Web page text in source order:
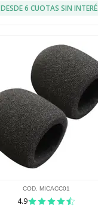
DESDE 6 CUOTAS SIN
COD. MICACC01
4.9